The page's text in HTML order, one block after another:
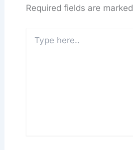
Required fields are marked
here..